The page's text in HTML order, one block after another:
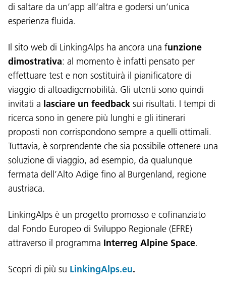
Lingua:
DEU
ITA LAD ENG
Impressum Privacy e cookie policy
Termini e condizioni d'uso
Reclami Jobs
di saltare da un’app all’altra e godersi un’unica
esperienza fluida.
Il sito web di LinkingAlps ha ancora una funzione
dimostrativa: al momento è infatti pensato per
effettuare test e non sostituirà il pianificatore di
viaggio di altoadigemobilità. Gli utenti sono quindi
invitati a lasciare un feedback sui risultati. I tempi di
ricerca sono in genere più lunghi e gli itinerari
proposti non corrispondono sempre a quelli ottimali.
Tuttavia, è sorprendente che sia possibile ottenere una
soluzione di viaggio, ad esempio, da qualunque
fermata dell’Alto Adige fino al Burgenland, regione
austriaca.
LinkingAlps è un progetto promosso e cofinanziato
dal Fondo Europeo di Sviluppo Regionale (EFRE)
attraverso il programma Interreg Alpine Space.
Scopri di più su LinkingAlps.eu.